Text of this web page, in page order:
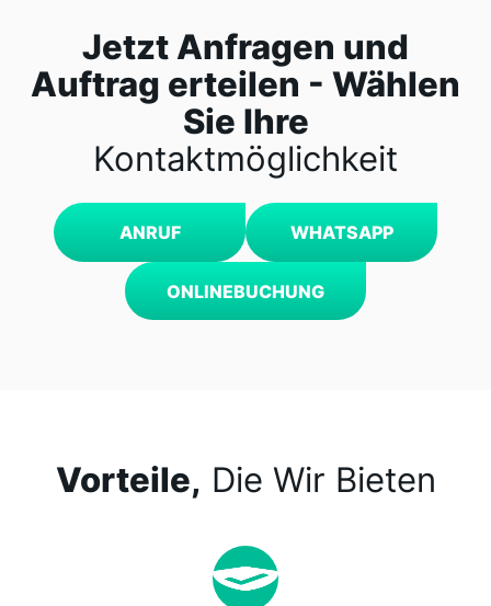
Jetzt Anfragen und
Auftrag erteilen - Wählen
Sie Ihre
Kontaktmöglichkeit
ANRUF WHATSAPP
ONLINEBUCHUNG
Vorteile, Die Wir Bieten